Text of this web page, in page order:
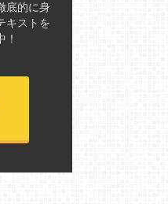
底的に身
キストを
！